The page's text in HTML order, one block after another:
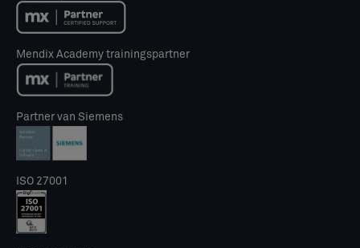
Mendix Academy trainingspartner
Partner van Siemens
ISO 27001